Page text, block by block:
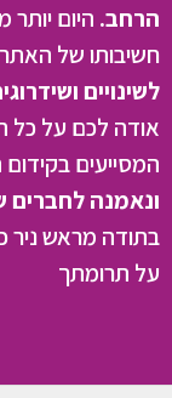
הרחב.
חשיבותו של
לשינויים
אודה לכם על כל
המסייעים
ונאמנה לחברים
על תרומתך